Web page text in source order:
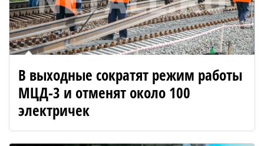
В выходные сократят режим работы
МЦД-3 и отменят около 100
электричек